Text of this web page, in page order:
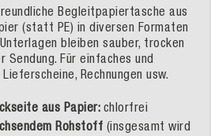
Begleitpapiertasche aus
(statt PE) in diversen Formaten
bleiben sauber, trocken
Für einfaches und
Rechnungen usw.
aus Papier: chlorfrei
Rohstoff (insgesamt wird